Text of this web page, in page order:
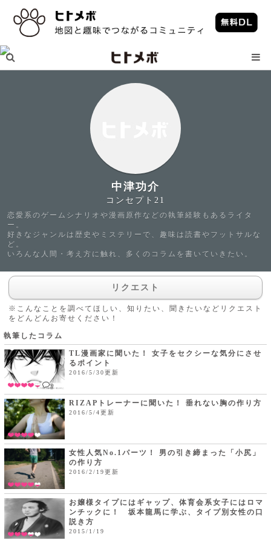
中津功介
コンセプト21
恋愛系のゲームシナリオや漫画原作などの執筆経験もあるライタ
ー。
好きなジャンルは歴史やミステリーで、趣味は読書やフットサルな
ど。
いろんな人間・考え方に触れ、多くのコラムを書いていきたい。
リクエスト
※こんなことを調べてほしい、知りたい、聞きたいなどリクエスト
をどんどんお寄せください！
執筆したコラム
2
TL漫画家に聞いた！ 女子をセクシーな気分にさせ
るポイント
2016/5/30更新
RIZAPトレーナーに聞いた！ 垂れない胸の作り方
2016/5/4更新
女性人気No.1パーツ！ 男の引き締まった「小尻」
の作り方
2016/2/19更新
お嬢様タイプにはギャップ、体育会系女子にはロマ
ンチックに！ 坂本龍馬に学ぶ、タイプ別女性の口
説き方
2015/1/19